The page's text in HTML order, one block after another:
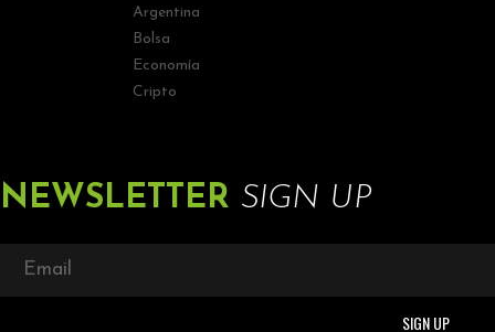
Argentina
Bolsa
Economía
Cripto
NEWSLETTER SIGN UP